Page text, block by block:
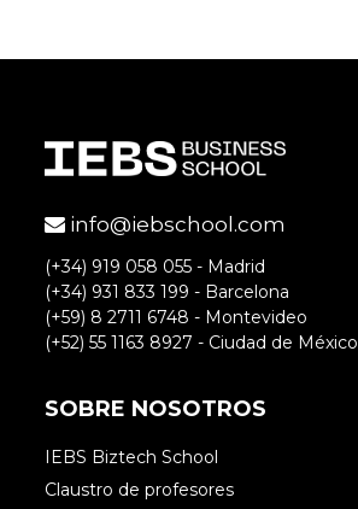
info@iebschool.com
(+34) 919 058 055 - Madrid
(+34) 931 833 199 - Barcelona
(+59) 8 2711 6748 - Montevideo
(+52) 55 1163 8927 - Ciudad de México
SOBRE NOSOTROS
IEBS Biztech School
Claustro de profesores